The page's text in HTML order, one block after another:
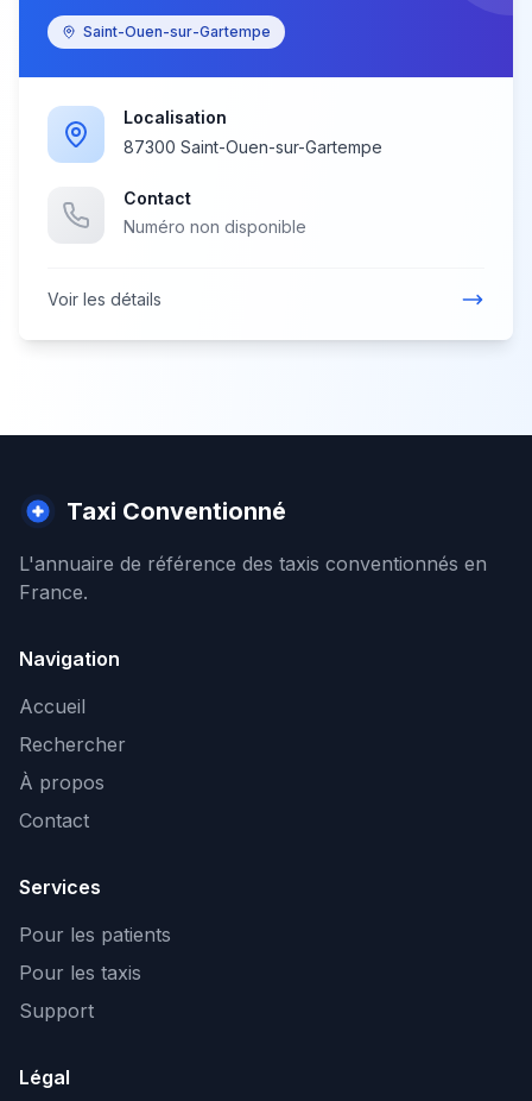
Saint-Ouen-sur-Gartempe
Localisation
87300 Saint-Ouen-sur-Gartempe
Contact
Numéro non disponible
Voir les détails
Taxi Conventionné
L'annuaire de référence des taxis conventionnés en
France.
Navigation
Accueil
Rechercher
À propos
Contact
Services
Pour les patients
Pour les taxis
Support
Légal